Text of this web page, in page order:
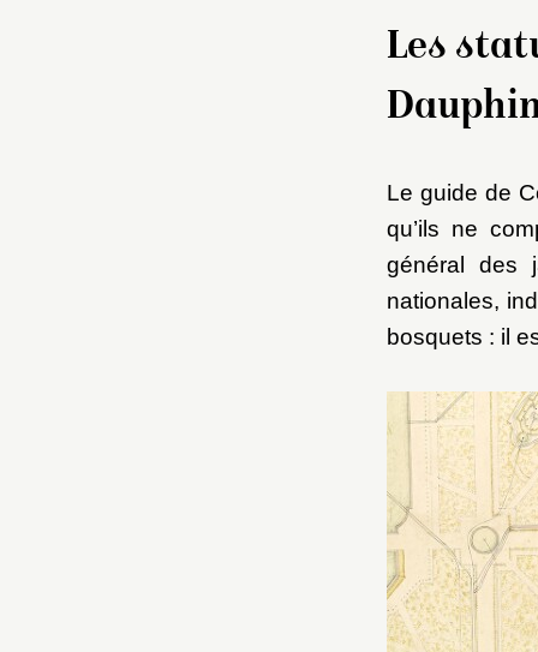
Les
Le guide de
qu’ils ne
général des
nationales,
bosquets : il